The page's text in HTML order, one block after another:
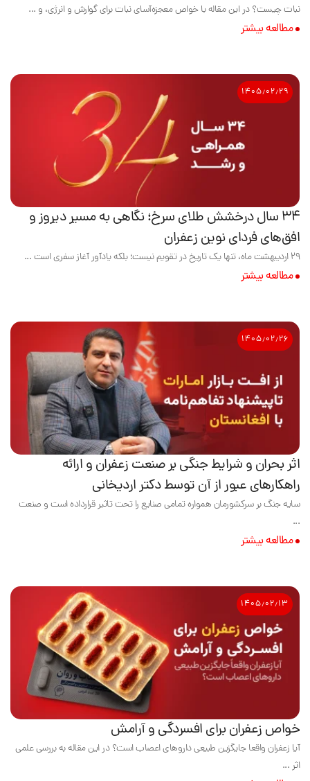
نبات چیست؟ در این مقاله با خواص معجزه‌آسای نبات برای گوارش و انرژی، و ...
مطالعه بیشتر
۱۴۰۵٫۰۲٫۲۹
۳۴ سال درخشش طلای سرخ؛ نگاهی به مسیر دیروز و
افق‌های فردای نوین زعفران
۲۹ اردیبهشت ماه، تنها یک تاریخ در تقویم نیست؛ بلکه یادآور آغاز سفری است ...
مطالعه بیشتر
۱۴۰۵٫۰۲٫۲۶
اثر بحران و شرایط جنگی بر صنعت زعفران و ارائه
راهکارهای عبور از آن توسط دکتر اردیخانی
سایه جنگ بر سرکشورمان همواره تمامی صنایع را تحت تاثیر قرارداده است و صنعت
...
مطالعه بیشتر
۱۴۰۵٫۰۲٫۱۳
خواص زعفران برای افسردگی و آرامش
آیا زعفران واقعا جایگزین طبیعی داروهای اعصاب است؟ در این مقاله به بررسی علمی
اثر ...